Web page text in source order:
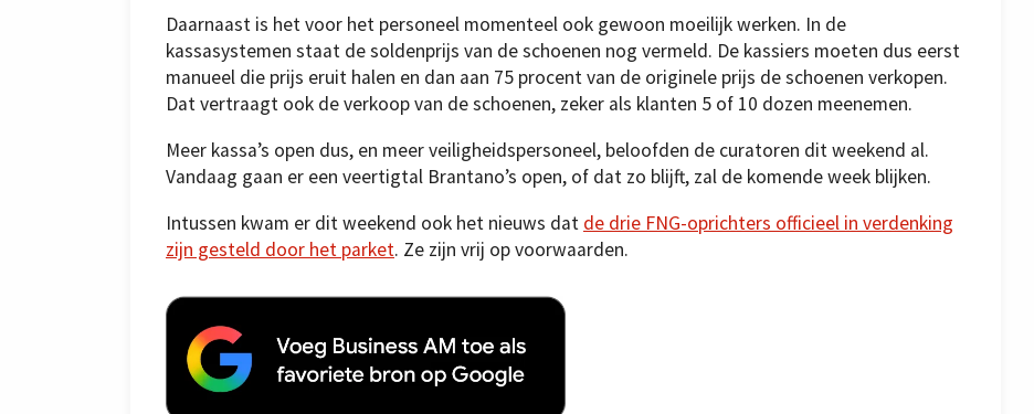
Daarnaast is het voor het personeel momenteel ook gewoon moeilijk werken. In de
kassasystemen staat de soldenprijs van de schoenen nog vermeld. De kassiers moeten dus eerst
manueel die prijs eruit halen en dan aan 75 procent van de originele prijs de schoenen verkopen.
Dat vertraagt ook de verkoop van de schoenen, zeker als klanten 5 of 10 dozen meenemen.
Meer kassa’s open dus, en meer veiligheidspersoneel, beloofden de curatoren dit weekend al.
Vandaag gaan er een veertigtal Brantano’s open, of dat zo blijft, zal de komende week blijken.
Intussen kwam er dit weekend ook het nieuws dat de drie FNG-oprichters officieel in verdenking
zijn gesteld door het parket. Ze zijn vrij op voorwaarden.